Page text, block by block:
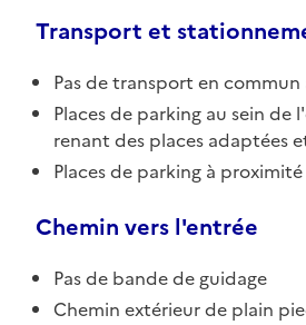
Transport et
Pas de transport en
Places de parking au sein
renant des places adaptées
Places de parking à proximité
Chemin vers l'entrée
Pas de bande de guidage
Chemin extérieur de plain